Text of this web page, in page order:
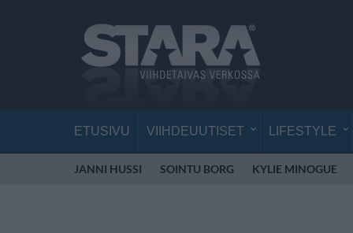
ETUSIVU VIIHDEUUTISET LIFESTYLE
JANNI HUSSI SOINTU BORG KYLIE MINOGUE